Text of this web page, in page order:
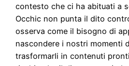
contesto che ci ha abituati a
Occhic non punta il dito
osserva come il bisogno di
nascondere i nostri momenti
trasformarli in contenuti